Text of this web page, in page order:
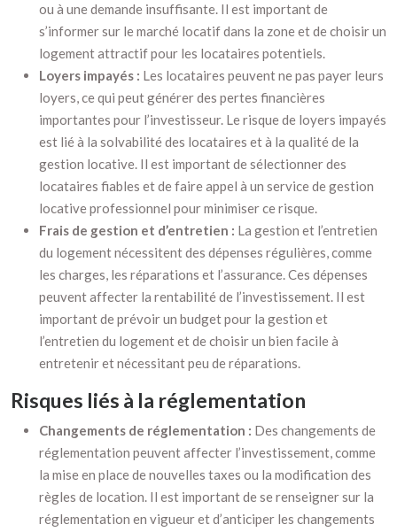
ou à une demande insuffisante. Il est important de
s’informer sur le marché locatif dans la zone et de choisir un
logement attractif pour les locataires potentiels.
Loyers impayés : Les locataires peuvent ne pas payer leurs
loyers, ce qui peut générer des pertes financières
importantes pour l’investisseur. Le risque de loyers impayés
est lié à la solvabilité des locataires et à la qualité de la
gestion locative. Il est important de sélectionner des
locataires fiables et de faire appel à un service de gestion
locative professionnel pour minimiser ce risque.
Frais de gestion et d’entretien : La gestion et l’entretien
du logement nécessitent des dépenses régulières, comme
les charges, les réparations et l’assurance. Ces dépenses
peuvent affecter la rentabilité de l’investissement. Il est
important de prévoir un budget pour la gestion et
l’entretien du logement et de choisir un bien facile à
entretenir et nécessitant peu de réparations.
Risques liés à la réglementation
Changements de réglementation : Des changements de
réglementation peuvent affecter l’investissement, comme
la mise en place de nouvelles taxes ou la modification des
règles de location. Il est important de se renseigner sur la
réglementation en vigueur et d’anticiper les changements